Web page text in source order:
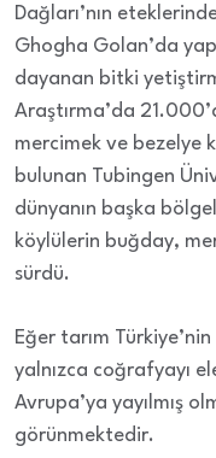
Dağları’nın
Ghogha Golan’da
dayanan bitki
Araştırma’da
mercimek ve bezelye
bulunan Tubingen
dünyanın başka
köylülerin buğday,
sürdü.
Eğer tarım
yalnızca coğrafyayı
Avrupa’ya yayılmış
görünmektedir.